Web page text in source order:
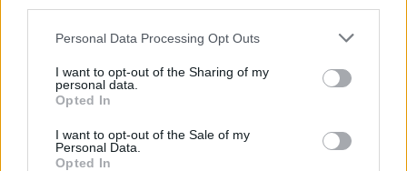
Personal Data Processing Opt Outs
I want to opt-out of the Sharing of my
personal data.
Opted In
I want to opt-out of the Sale of my
Personal Data.
Opted In
Magyarország tele van gyönyörű növényekkel, így arborétumokkal
Születésnapi programokkal várja a
Fővárosi Állatkert